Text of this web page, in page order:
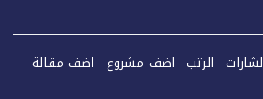
الرتب اضف مشروع اضف مقالة